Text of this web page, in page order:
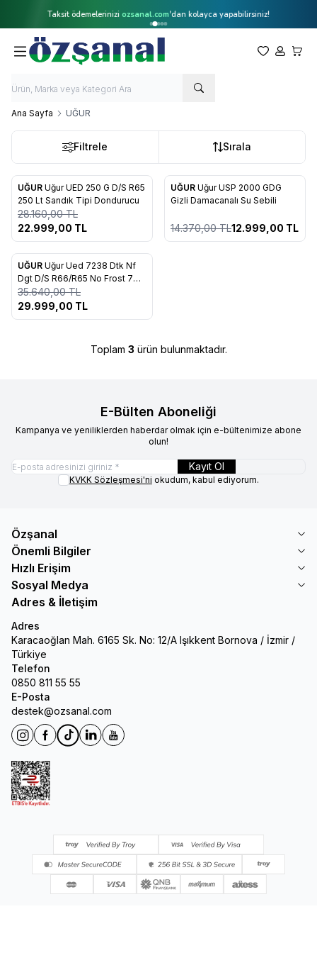
Taksit ödemelerinizi ozsanal.com'dan kolayca yapabilirsiniz!
Favorilerim
Hesabım
Ana Sayfa UĞUR
Filtrele Sırala
%18
UĞUR Uğur UED 250 G D/S R65
250 Lt Sandık Tipi Dondurucu
28.160,00TL
22.999,00 TL
%10
UĞUR Uğur USP 2000 GDG
Gizli Damacanalı Su Sebili
14.370,00TL12.999,00 TL
%16
UĞUR Uğur Ued 7238 Dtk Nf
Dgt D/S R66/R65 No Frost 7
Çekmeceli Derin Dondurucu
35.640,00TL
29.999,00 TL
Toplam 3 ürün bulunmaktadır.
E-Bülten Aboneliği
Kampanya ve yeniliklerden haberdar olmak için e-bültenimize abone
olun!
Kayıt Ol
KVKK Sözleşmesi'ni okudum, kabul ediyorum.
Özşanal
Önemli Bilgiler
Hızlı Erişim
Sosyal Medya
Adres & İletişim
Adres
Karacaoğlan Mah. 6165 Sk. No: 12/A Işıkkent Bornova / İzmir /
Türkiye
Telefon
0850 811 55 55
E-Posta
destek@ozsanal.com
InstagramFacebook
TiktokLinkedinYoutube